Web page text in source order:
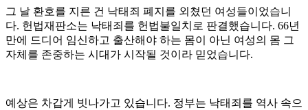
그 날 환호를 지른 건 낙태죄 폐지를 외쳤던 여성들이었습니
다. 헌법재판소는 낙태죄를 헌법불일치로 판결했습니다. 66년
만에 드디어 임신하고 출산해야 하는 몸이 아닌 여성의 몸 그
자체를 존중하는 시대가 시작될 것이라 믿었습니다.
예상은 차갑게 빗나가고 있습니다. 정부는 낙태죄를 역사 속으